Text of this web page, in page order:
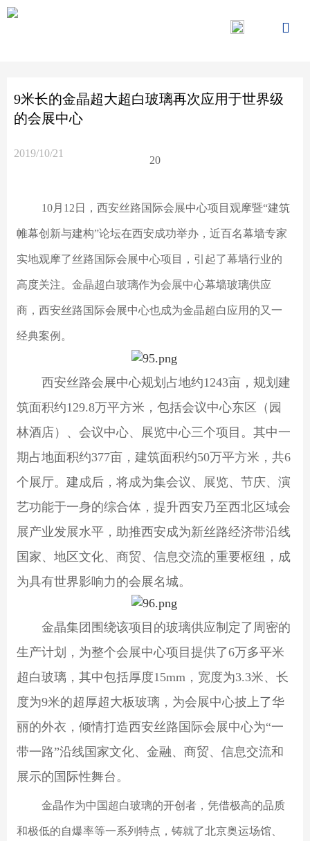

9米长的金晶超大超白玻璃再次应用于世界级
的会展中心
2019/10/21
20
10月12日，西安丝路国际会展中心项目观摩暨“建筑
帷幕创新与建构”论坛在西安成功举办，近百名幕墙专家
实地观摩了丝路国际会展中心项目，引起了幕墙行业的
高度关注。金晶超白玻璃作为会展中心幕墙玻璃供应
商，西安丝路国际会展中心也成为金晶超白应用的又一
经典案例。
西安丝路会展中心规划占地约1243亩，规划建
筑面积约129.8万平方米，包括会议中心东区（园
林酒店）、会议中心、展览中心三个项目。其中一
期占地面积约377亩，建筑面积约50万平方米，共6
个展厅。建成后，将成为集会议、展览、节庆、演
艺功能于一身的综合体，提升西安乃至西北区域会
展产业发展水平，助推西安成为新丝路经济带沿线
国家、地区文化、商贸、信息交流的重要枢纽，成
为具有世界影响力的会展名城。
金晶集团围绕该项目的玻璃供应制定了周密的
生产计划，为整个会展中心项目提供了6万多平米
超白玻璃，其中包括厚度15mm，宽度为3.3米、长
度为9米的超厚超大板玻璃，为会展中心披上了华
丽的外衣，倾情打造西安丝路国际会展中心为“一
带一路”沿线国家文化、金融、商贸、信息交流和
展示的国际性舞台。
金晶作为中国超白玻璃的开创者，凭借极高的品质
和极低的自爆率等一系列特点，铸就了北京奥运场馆、